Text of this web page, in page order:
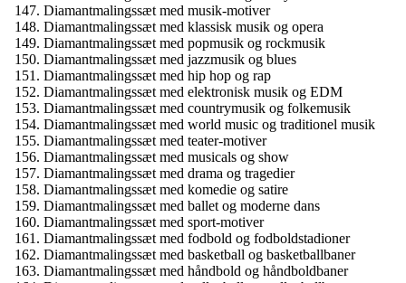
Diamantmalingssæt med musik-motiver
Diamantmalingssæt med klassisk musik og opera
Diamantmalingssæt med popmusik og rockmusik
Diamantmalingssæt med jazzmusik og blues
Diamantmalingssæt med hip hop og rap
Diamantmalingssæt med elektronisk musik og EDM
Diamantmalingssæt med countrymusik og folkemusik
Diamantmalingssæt med world music og traditionel musik
Diamantmalingssæt med teater-motiver
Diamantmalingssæt med musicals og show
Diamantmalingssæt med drama og tragedier
Diamantmalingssæt med komedie og satire
Diamantmalingssæt med ballet og moderne dans
Diamantmalingssæt med sport-motiver
Diamantmalingssæt med fodbold og fodboldstadioner
Diamantmalingssæt med basketball og basketballbaner
Diamantmalingssæt med håndbold og håndboldbaner